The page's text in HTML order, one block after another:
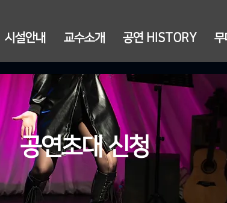
시설안내 교수소개 공연 HISTORY
​공연초대 신청